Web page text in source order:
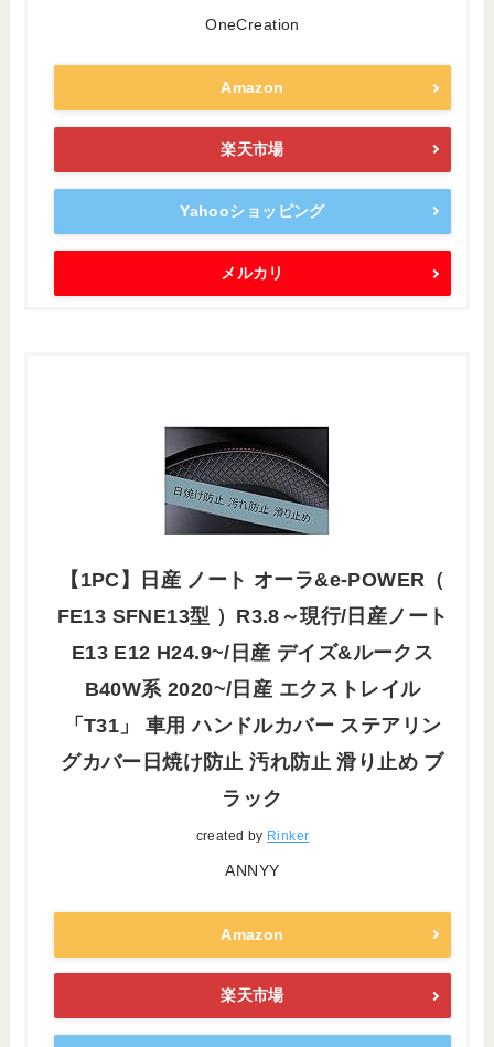
OneCreation
Amazon
楽天市場
Yahooショッピング
メルカリ
【1PC】日産 ノート オーラ&e-POWER（
FE13 SFNE13型 ）R3.8～現行/日産ノート
E13 E12 H24.9~/日産 デイズ&ルークス
B40W系 2020~/日産 エクストレイル
「T31」 車用 ハンドルカバー ステアリン
グカバー日焼け防止 汚れ防止 滑り止め ブ
ラック
created by Rinker
ANNYY
Amazon
楽天市場